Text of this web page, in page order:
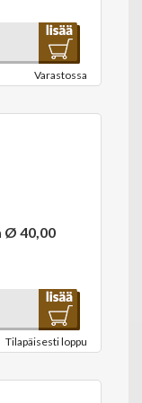
Varastossa
Ø 40,00
Tilapäisesti loppu